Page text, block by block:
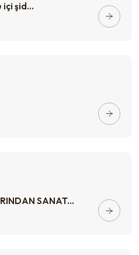
içi şid...
SANAT...